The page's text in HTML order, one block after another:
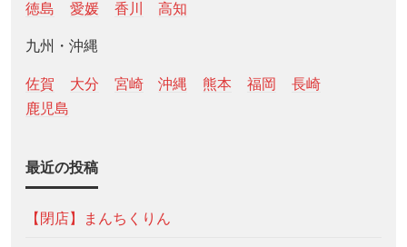
徳島 愛媛 香川 高知
九州・沖縄
佐賀 大分 宮崎 沖縄 熊本 福岡
長崎
鹿児島
最近の投稿
【閉店】まんちくりん